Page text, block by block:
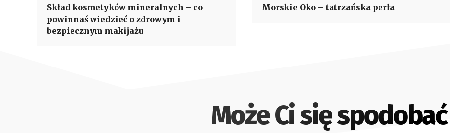
Skład kosmetyków mineralnych – co
powinnaś wiedzieć o zdrowym i
bezpiecznym makijażu
Morskie Oko – tatrzańska perła
Może Ci się spodobać